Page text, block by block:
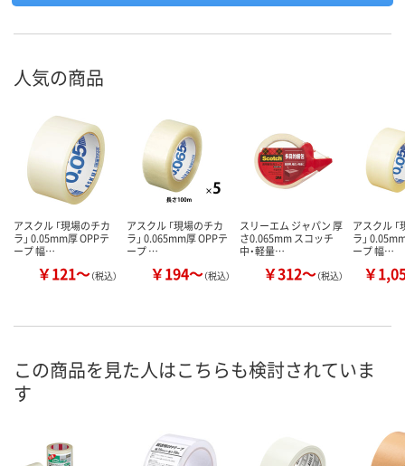
人気の商品
アスクル 「現場のチカ
ラ」 0.05mm厚 OPPテ
ープ 幅…
￥121～（税込）
アスクル 「現場のチカ
ラ」 0.065mm厚 OPPテ
ープ …
￥194～（税込）
スリーエム ジャパン 厚
さ0.065mm スコッチ
中・軽量…
￥312～（税込）
アスクル
ラ」
ープ 幅…
￥
この商品を見た人はこちらも検討されていま
す